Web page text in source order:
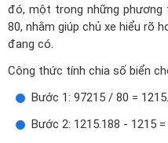
đó, một trong những phương
80, nhằm giúp chủ xe hiểu rõ
đang có.
Công thức tính chia số biển
Bước 1: 97215 / 80 =
Bước 2: 1215.188 - 1215 =